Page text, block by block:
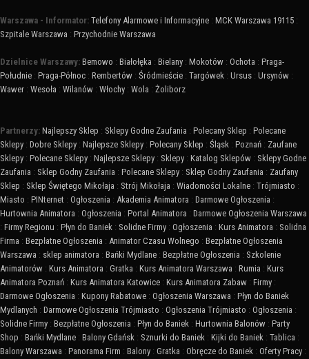
Warszawa - Informator: Telefony Alarmowe i Informacyjne : MCK Warszawa 19115 :
Szpitale Warszawa : Przychodnie Warszawa
Dzielnice Warszawy: Bemowo : Białołęka : Bielany : Mokotów : Ochota : Praga-
Południe : Praga-Północ : Rembertów : Śródmieście : Targówek : Ursus : Ursynów :
Wawer : Wesoła : Wilanów : Włochy : Wola : Żoliborz
Partnerzy: Najlepszy Sklep : Sklepy Godne Zaufania : Polecany Sklep : Polecane
Sklepy : Dobre Sklepy : Najlepsze Sklepy : Polecany Sklep : Śląsk : Poznań : Zaufane
Sklepy : Polecane Sklepy : Najlepsze Sklepy : Sklepy : Katalog Sklepów : Sklepy Godne
Zaufania : Sklep Godny Zaufania : Polecane Sklepy : Sklep Godny Zaufania : Zaufany
Sklep : Sklep Świętego Mikołaja : Strój Mikołaja : Wiadomości Lokalne : Trójmiasto :
Miasto : PINternet : Ogłoszenia : Akademia Animatora : Darmowe Ogłoszenia :
Hurtownia Animatora : Ogłoszenia : Portal Animatora : Darmowe Ogłoszenia Warszawa
: Firmy Regionu : Płyn do Baniek : Solidne Firmy : Ogłoszenia : Kurs Animatora : Solidna
Firma : Bezpłatne Ogłoszenia : Animator Czasu Wolnego : Bezpłatne Ogłoszenia
Warszawa : sklep animatora : Bańki Mydlane : Bezpłatne Ogłoszenia : Szkolenie
Animatorów : Kurs Animatora : Gratka : Kurs Animatora Warszawa : Rumia : Kurs
Animatora Poznań : Kurs Animatora Katowice : Kurs Animatora Zabaw : Firmy :
Darmowe Ogłoszenia : Kupony Rabatowe : Ogłoszenia Warszawa : Płyn do Baniek
Mydlanych : Darmowe Ogłoszenia Trójmiasto : Ogłoszenia Trójmiasto : Ogłoszenia :
Solidne Firmy : Bezpłatne Ogłoszenia : Płyn do Baniek : Hurtownia Balonów : Party
Shop : Bańki Mydlane : Balony Gdańsk : Sznurki do Baniek : Kijki do Baniek : Tablica :
Balony Warszawa : Panorama Firm : Balony : Gratka : Obręcze do Baniek : Oferty Pracy :